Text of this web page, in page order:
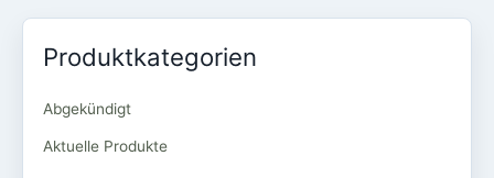
Produktkategorien
Abgekündigt
Aktuelle Produkte